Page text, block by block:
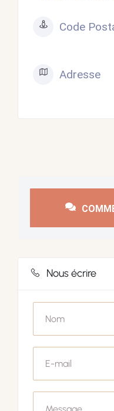
Code
Adresse
Nous écrire